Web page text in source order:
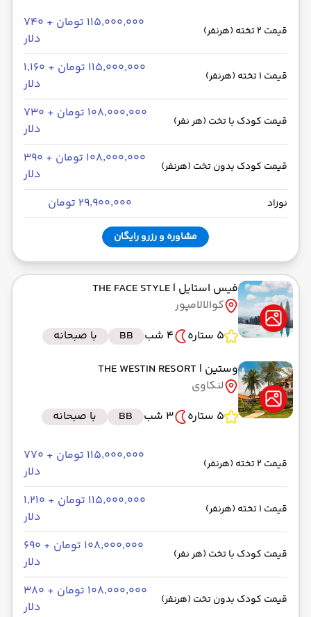
قیمت 2 تخته (هرنفر)
۱۱۵٬۰۰۰٬۰۰۰ تومان + ۷۴۰
دلار
قیمت 1 تخته (هرنفر)
۱۱۵٬۰۰۰٬۰۰۰ تومان + ۱٬۱۶۰
دلار
قیمت کودک با تخت (هر نفر)
۱۰۸٬۰۰۰٬۰۰۰ تومان + ۷۳۰
دلار
قیمت کودک بدون تخت (هرنفر)
۱۰۸٬۰۰۰٬۰۰۰ تومان + ۳۹۰
دلار
نوزاد ۲۹٬۹۰۰٬۰۰۰ تومان
مشاوره و رزرو رایگان
فیس استایل | THE FACE STYLE
کوالالامپور
5 ستاره
4 شب BB
با صبحانه
وستین | THE WESTIN RESORT
لنکاوی
5 ستاره
3 شب BB با صبحانه
قیمت 2 تخته (هرنفر)
۱۱۵٬۰۰۰٬۰۰۰ تومان + ۷۷۰
دلار
قیمت 1 تخته (هرنفر)
۱۱۵٬۰۰۰٬۰۰۰ تومان + ۱٬۲۱۰
دلار
قیمت کودک با تخت (هر نفر)
۱۰۸٬۰۰۰٬۰۰۰ تومان + ۶۹۰
دلار
قیمت کودک بدون تخت (هرنفر)
۱۰۸٬۰۰۰٬۰۰۰ تومان + ۳۸۰
دلار